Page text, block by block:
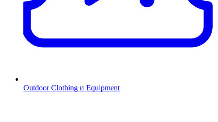
Outdoor Clothing и Equipment